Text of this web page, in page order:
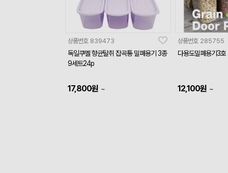
상품번호 839473
독일쿠멜 향균탈취 잡곡통 밀폐용기 3종
9세트24p
17,800원 ~
상품번호 285755
다용도밀폐용기3호
12,100원 ~